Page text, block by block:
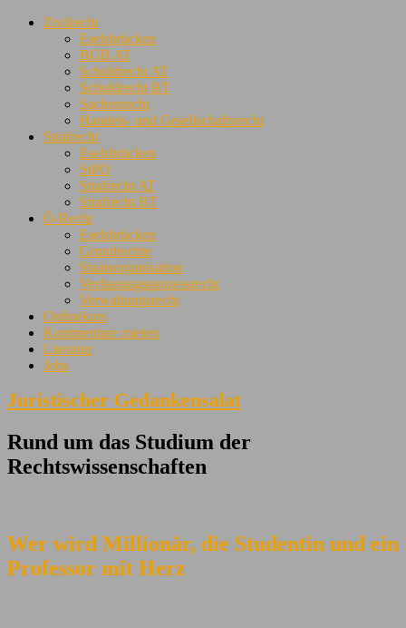
Zivilrecht
Eselsbrücken
BGB AT
Schuldrecht AT
Schuldrecht BT
Sachenrecht
Handels- und Gesellschaftsrecht
Strafrecht
Eselsbrücken
StPO
Strafrecht AT
Strafrecht BT
Ö-Recht
Eselsbrücken
Grundrechte
Staatsorganisation
Verfassungsprozessrecht
Verwaltungsrecht
Onlinekurs
Kommentare mieten
Literatur
Jobs
Juristischer Gedankensalat
Rund um das Studium der
Rechtswissenschaften
Wer wird Millionär, die Studentin und ein
Professor mit Herz